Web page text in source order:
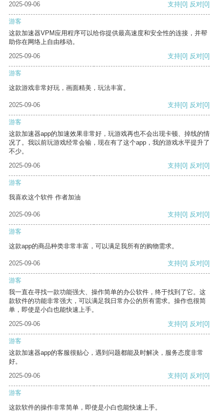
2025-09-06
支持[0] 反对[0]
游客
这款加速器VPM应用程序可以给你提供最高速度和安全性的连接，并帮
助你在网络上自由移动。
2025-09-06
支持[0] 反对[0]
游客
这款游戏非常好玩，画面精美，玩法丰富。
2025-09-06 支持[0] 反对[0]
游客
这款加速器app的加速效果非常好，玩游戏再也不会出现卡顿、掉线的情
况了。我以前玩游戏经常会输，现在有了这个app，我的游戏水平提升了
不少。
2025-09-06
支持[0] 反对[0]
游客
我喜欢这个软件 作者加油
2025-09-06 支持[0] 反对[0]
游客
这款app的商品种类非常丰富，可以满足我所有的购物需求。
2025-09-06 支持[0] 反对[0]
游客
我一直在寻找一款功能强大、操作简单的办公软件，终于找到了它。这
款软件的功能非常强大，可以满足我日常办公的所有需求。操作也很简
单，即使是小白也能快速上手。
2025-09-06
支持[0] 反对[0]
游客
这款加速器app的客服很贴心，遇到问题都能及时解决，服务态度非常
好。
2025-09-06
支持[0] 反对[0]
游客
这款软件的操作非常简单，即使是小白也能快速上手。